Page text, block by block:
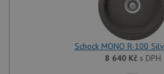
Schock MONO R-100
8 640 Kčs DPH